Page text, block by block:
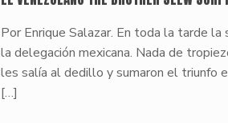
Por Enrique Salazar. En toda la tarde
la delegación mexicana. Nada de
les salía al dedillo y sumaron el triunfo
[…]